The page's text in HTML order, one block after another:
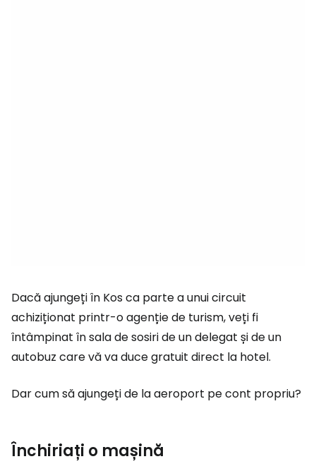
Dacă ajungeți în Kos ca parte a unui circuit
achiziționat printr-o agenție de turism, veți fi
întâmpinat în sala de sosiri de un delegat și de un
autobuz care vă va duce gratuit direct la hotel.
Dar cum să ajungeți de la aeroport pe cont propriu?
Închiriați o mașină